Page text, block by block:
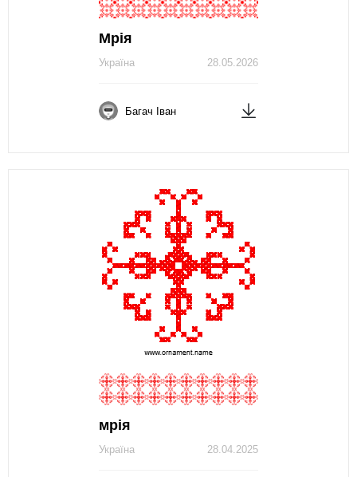
Мрія
28.05.2026
Україна
Багач Іван
мрія
28.04.2025
Україна